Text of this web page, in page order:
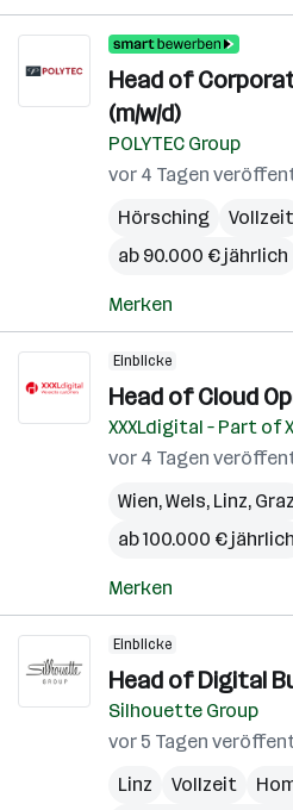
Head of
(m/w/d)
POLYTEC Group
vor 4 Tagen
Hörsching
Vollzeit
ab 90.000 € jährlich
Merken
Einblicke
Head of Cloud
XXXLdigital – Part of
vor 4 Tagen
Wien,Wels, Linz, Graz
ab 100.000 € jährlich
Merken
Einblicke
Head of Digital
Silhouette Group
vor 5 Tagen
Linz
Vollzeit